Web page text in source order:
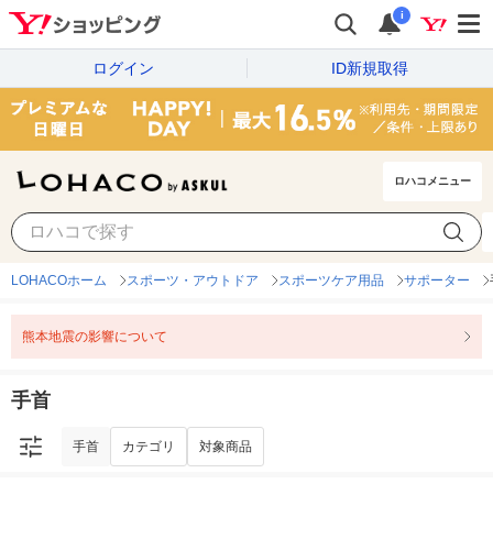
i
ログイン ID新規取得
ロハコメニュー
カテゴリ
LOHACOホーム スポーツ・アウトドア スポーツケア用品 サポーター
熊本地震の影響について
手首
手首 カテゴリ 対象商品